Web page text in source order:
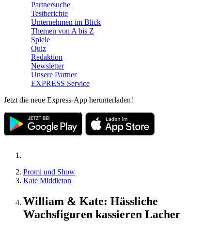
Partnersuche
Testberichte
Unternehmen im Blick
Themen von A bis Z
Spiele
Quiz
Redaktion
Newsletter
Unsere Partner
EXPRESS Service
Jetzt die neue Express-App herunterladen!
Promi und Show
Kate Middleton
William & Kate: Hässliche
Wachsfiguren kassieren Lacher